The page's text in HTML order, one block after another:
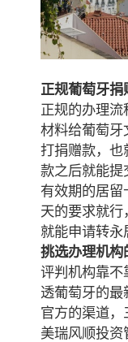
正规葡萄牙捐
正规的办理流
材料给葡萄牙
打捐赠款，也
款之后就能提
有效期的居留
天的要求就行
就能申请转永
挑选办理机构
评判机构靠不
透葡萄牙的
官方的渠道，
美瑞风顺投资